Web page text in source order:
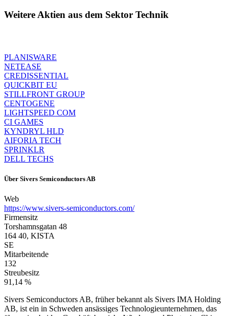
Weitere Aktien aus dem Sektor Technik
PLANISWARE
NETEASE
CREDISSENTIAL
QUICKBIT EU
STILLFRONT GROUP
CENTOGENE
LIGHTSPEED COM
CI GAMES
KYNDRYL HLD
AIFORIA TECH
SPRINKLR
DELL TECHS
Über Sivers Semiconductors AB
Web
https://www.sivers-semiconductors.com/
Firmensitz
Torshamnsgatan 48
164 40, KISTA
SE
Mitarbeitende
132
Streubesitz
91,14 %
Sivers Semiconductors AB, früher bekannt als Sivers IMA Holding
AB, ist ein in Schweden ansässiges Technologieunternehmen, das